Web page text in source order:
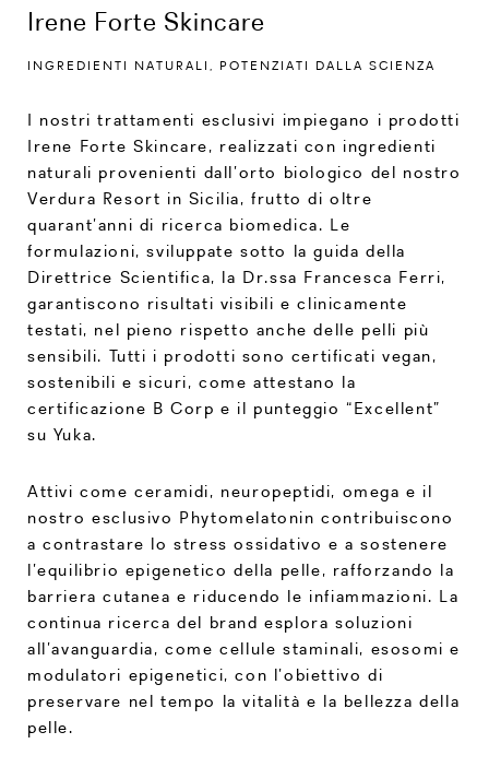
Irene Forte Skincare
INGREDIENTI NATURALI, POTENZIATI DALLA SCIENZA
I nostri trattamenti esclusivi impiegano i prodotti
Irene Forte Skincare, realizzati con ingredienti
naturali provenienti dall’orto biologico del nostro
Verdura Resort in Sicilia, frutto di oltre
quarant’anni di ricerca biomedica. Le
formulazioni, sviluppate sotto la guida della
Direttrice Scientifica, la Dr.ssa Francesca Ferri,
garantiscono risultati visibili e clinicamente
testati, nel pieno rispetto anche delle pelli più
sensibili. Tutti i prodotti sono certificati vegan,
sostenibili e sicuri, come attestano la
certificazione B Corp e il punteggio “Excellent”
su Yuka.
Attivi come ceramidi, neuropeptidi, omega e il
nostro esclusivo Phytomelatonin contribuiscono
a contrastare lo stress ossidativo e a sostenere
l’equilibrio epigenetico della pelle, rafforzando la
barriera cutanea e riducendo le infiammazioni. La
continua ricerca del brand esplora soluzioni
all’avanguardia, come cellule staminali, esosomi e
modulatori epigenetici, con l’obiettivo di
preservare nel tempo la vitalità e la bellezza della
pelle.